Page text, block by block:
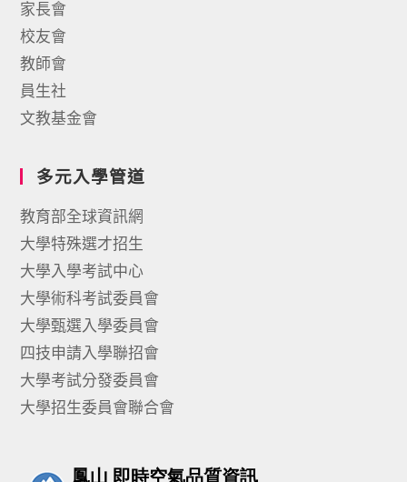
家長會
校友會
教師會
員生社
文教基金會
多元入學管道
教育部全球資訊網
大學特殊選才招生
大學入學考試中心
大學術科考試委員會
大學甄選入學委員會
四技申請入學聯招會
大學考試分發委員會
大學招生委員會聯合會